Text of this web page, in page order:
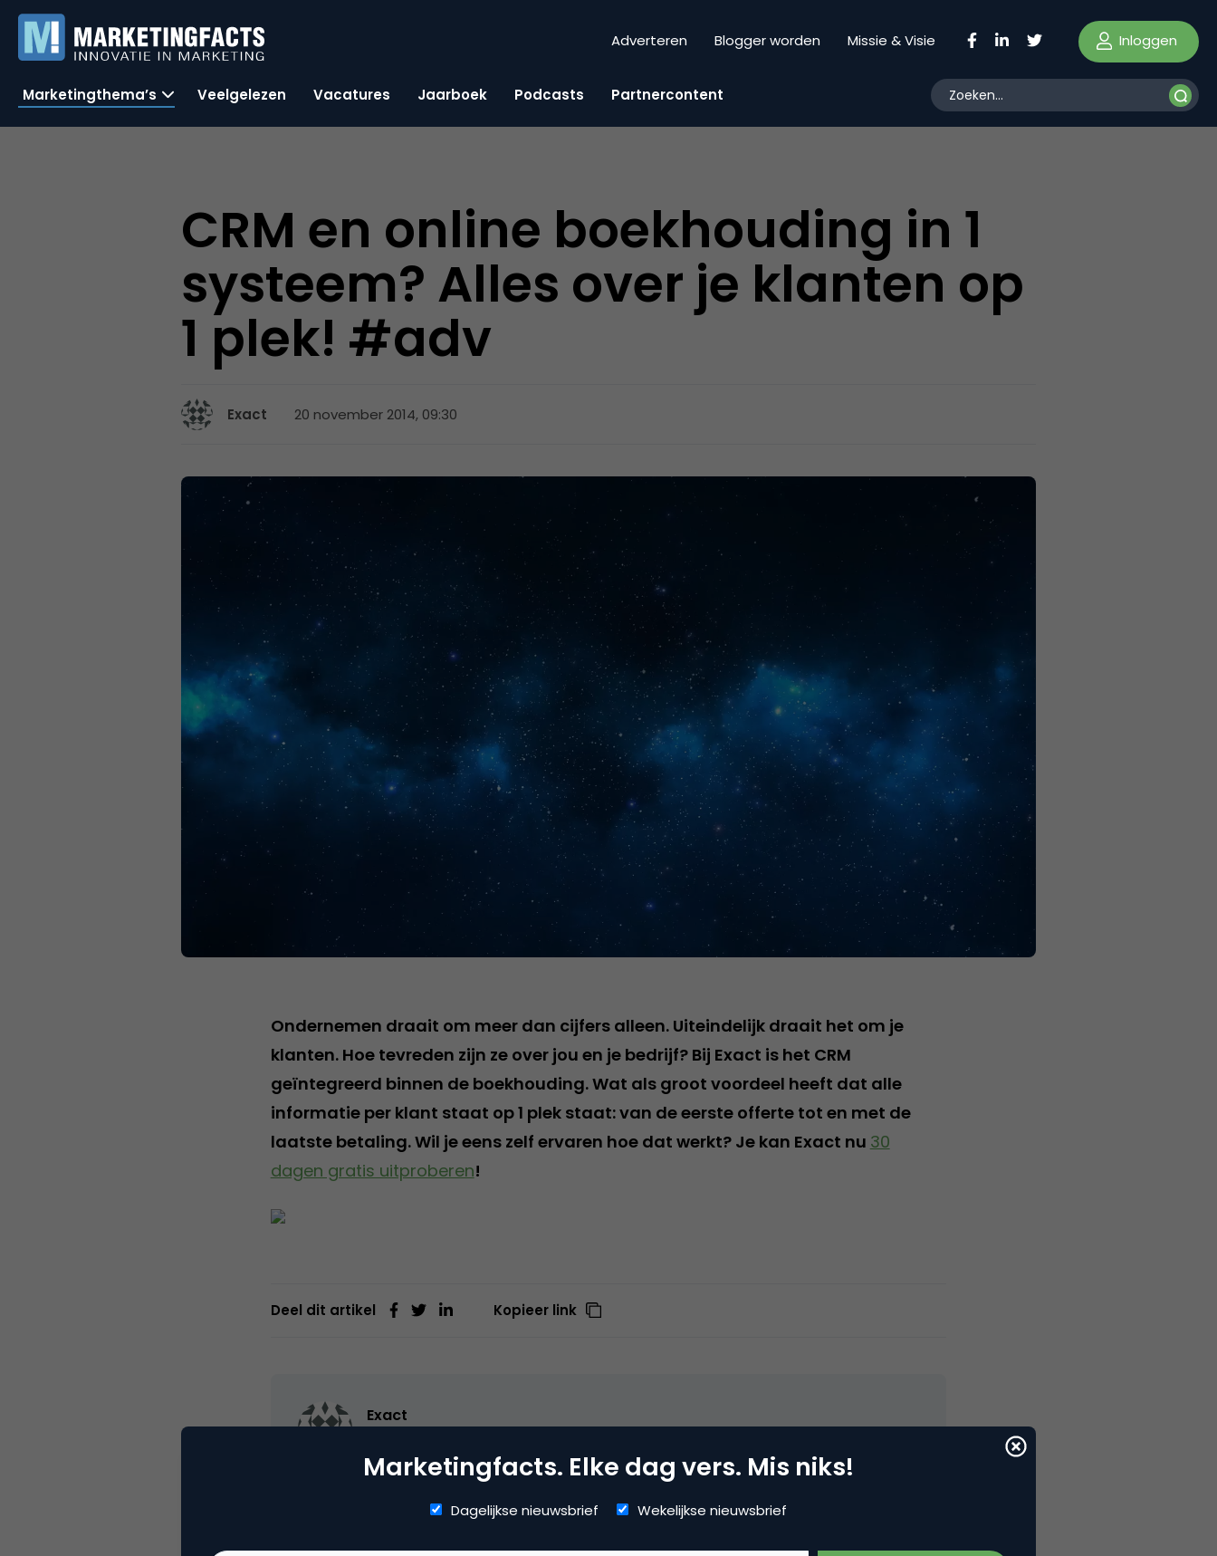
Adverteren Blogger worden Missie & Visie Inloggen
Marketingthema’s Veelgelezen Vacatures Jaarboek Podcasts Partnercontent
CRM en online boekhouding in 1
systeem? Alles over je klanten op
1 plek! #adv
Exact 20 november 2014, 09:30
Ondernemen draait om meer dan cijfers alleen. Uiteindelijk draait het om je
klanten. Hoe tevreden zijn ze over jou en je bedrijf? Bij Exact is het CRM
geïntegreerd binnen de boekhouding. Wat als groot voordeel heeft dat alle
informatie per klant staat op 1 plek staat: van de eerste offerte tot en met de
laatste betaling. Wil je eens zelf ervaren hoe dat werkt? Je kan Exact nu 30
dagen gratis uitproberen!
Deel dit artikel Kopieer link
Exact
Online boekhouden gaat nog makkelijker met Exact Online. Ons boekhoudprogramma geeft
u inzicht, is uitbreidbaar en automatiseert uw boekhouding.
Marketingfacts. Elke dag vers. Mis niks!
Dagelijkse nieuwsbrief Wekelijkse nieuwsbrief